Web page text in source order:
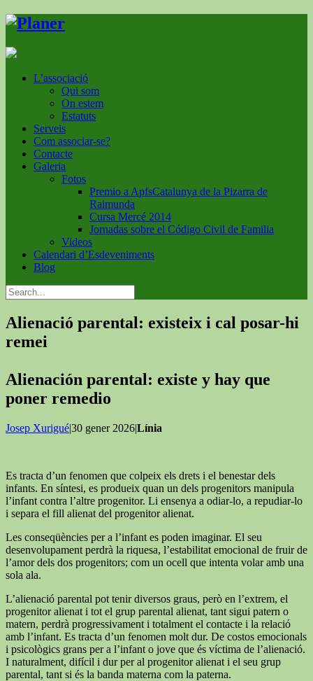
L’associació
Qui som
On estem
Estatuts
Serveis
Com associar-se?
Contacte
Galeria
Fotos
Premio a ApfsCatalunya de la Pizarra de
Raimunda
Cursa Mercé 2014
Jornadas sobre el Código Civil de Familia
Videos
Calendari d’Esdeveniments
Blog
Alienació parental: existeix i cal posar-hi
remei
Alienación parental: existe y hay que
poner remedio
Josep Xurigué|30 gener 2026|Línia
Es tracta d’un fenomen que colpeix els drets i el benestar dels
infants. En síntesi, es produeix quan un dels progenitors manipula
l’infant contra l’altre progenitor. Li ensenya a odiar-lo, a repudiar-lo
i separa el fill alienat del progenitor alienat.
Les conseqüències per a l’infant es poden imaginar. El seu
desenvolupament perdrà la riquesa, l’estabilitat emocional de fruir de
l’amor dels dos progenitors; com un ocell que intenta volar amb una
sola ala.
L’alienació parental pot tenir diversos graus, però en l’extrem, el
progenitor alienat i tot el grup parental alienat, tant sigui patern o
matern, perdrà progressivament i totalment el contacte i la relació
amb l’infant. Es tracta d’un fenomen molt dur. De costos emocionals
i psicològics grans per a l’infant o jove que és víctima de l’alienació.
I naturalment, difícil i dur per al progenitor alienat i el seu grup
parental, tant si és la banda materna com la paterna.